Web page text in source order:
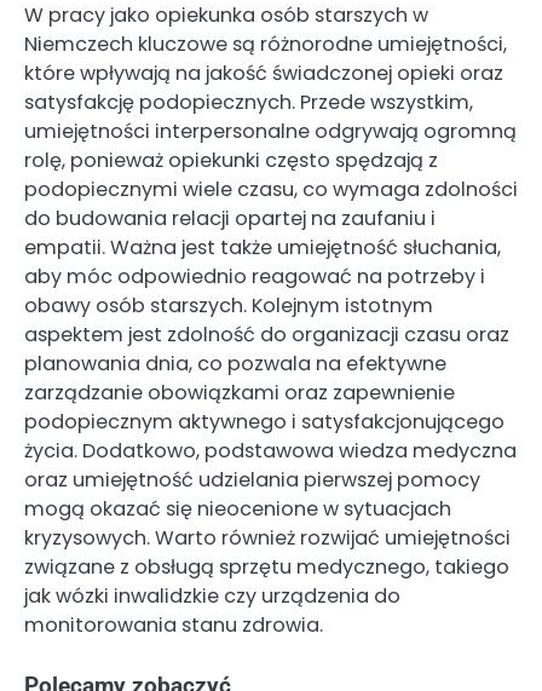
W pracy jako opiekunka osób starszych w
Niemczech kluczowe są różnorodne umiejętności,
które wpływają na jakość świadczonej opieki oraz
satysfakcję podopiecznych. Przede wszystkim,
umiejętności interpersonalne odgrywają ogromną
rolę, ponieważ opiekunki często spędzają z
podopiecznymi wiele czasu, co wymaga zdolności
do budowania relacji opartej na zaufaniu i
empatii. Ważna jest także umiejętność słuchania,
aby móc odpowiednio reagować na potrzeby i
obawy osób starszych. Kolejnym istotnym
aspektem jest zdolność do organizacji czasu oraz
planowania dnia, co pozwala na efektywne
zarządzanie obowiązkami oraz zapewnienie
podopiecznym aktywnego i satysfakcjonującego
życia. Dodatkowo, podstawowa wiedza medyczna
oraz umiejętność udzielania pierwszej pomocy
mogą okazać się nieocenione w sytuacjach
kryzysowych. Warto również rozwijać umiejętności
związane z obsługą sprzętu medycznego, takiego
jak wózki inwalidzkie czy urządzenia do
monitorowania stanu zdrowia.